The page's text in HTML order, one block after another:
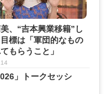
、“吉本興業移籍”し
標は「軍団的なもの
もらうこと」
」トークセッシ